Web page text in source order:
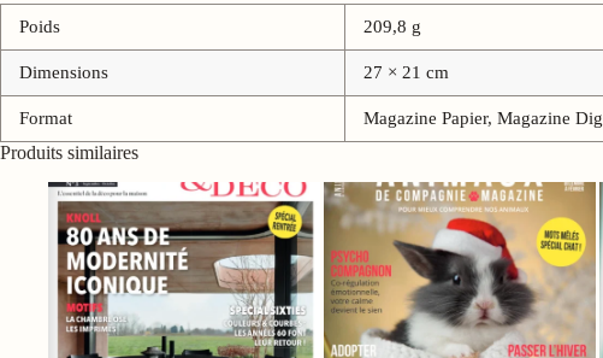
Poids 209,8 g
Dimensions 27 × 21 cm
Format Magazine Papier, Magazine
Produits similaires